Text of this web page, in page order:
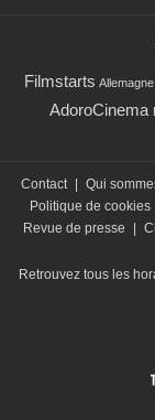
Filmstarts Allemagne
AdoroCinema
Contact | Qui
Politique de cookies
Revue de presse
|
Retrouvez tous les